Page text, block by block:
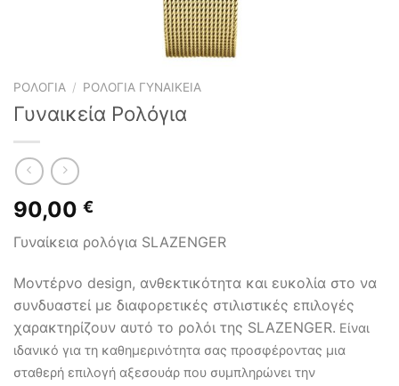
ΡΟΛΌΓΙΑ / ΡΟΛΌΓΙΑ ΓΥΝΑΙΚΕΊΑ
Γυναικεία Ρολόγια
90,00 €
Γυναίκεια ρολόγια SLAZENGER
Μοντέρνο design, ανθεκτικότητα και ευκολία στο να
συνδυαστεί με διαφορετικές στιλιστικές επιλογές
χαρακτηρίζουν αυτό το ρολόι της SLAZENGER. Είναι
ιδανικό για τη καθημερινότητα σας προσφέροντας μια
σταθερή επιλογή αξεσουάρ που συμπληρώνει την